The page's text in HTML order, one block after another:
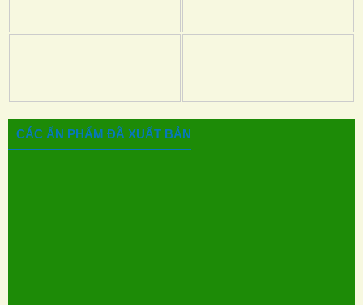
CÁC ẤN PHẨM ĐÃ XUẤT BẢN